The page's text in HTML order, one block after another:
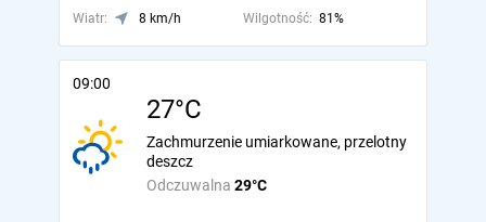
Wiatr:
8 km/h Wilgotność: 81%
09:00
27°C
Odczuwalna 29°C
Zachmurzenie umiarkowane, przelotny
deszcz